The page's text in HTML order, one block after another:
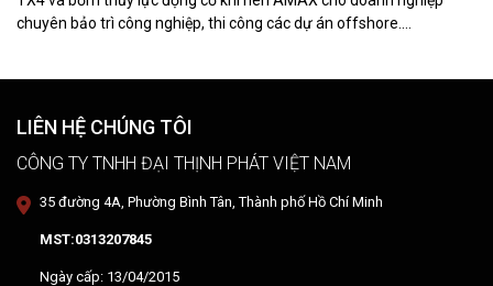
chuyên bảo trì công nghiệp, thi công các dự án offshore.
LIÊN HỆ CHÚNG TÔI
CÔNG TY TNHH ĐẠI THỊNH PHÁT VIỆT NAM
35 đường 4A, Phường Bình Tân, Thành phố Hồ Chí Minh
MST:0313207845
Ngày cấp: 13/04/2015